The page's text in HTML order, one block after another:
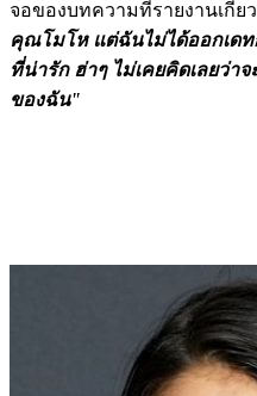
จอของบทความที่รายงานเกี่ย
คุณโมโห แต่ฉันไม่ได้ออกเด
ที่น่ารัก ฮ่าๆ ไม่เคยคิดเลยว่า
ของฉัน"